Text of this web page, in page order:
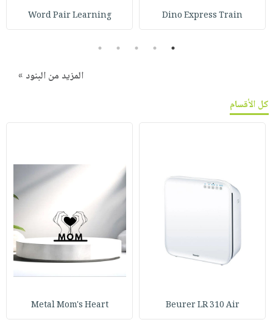
Dino Express Train
Word Pair Learning
1
2
3
4
5
المزيد من البنود »
كل الأقسام
Beurer LR 310 Air
Metal Mom's Heart